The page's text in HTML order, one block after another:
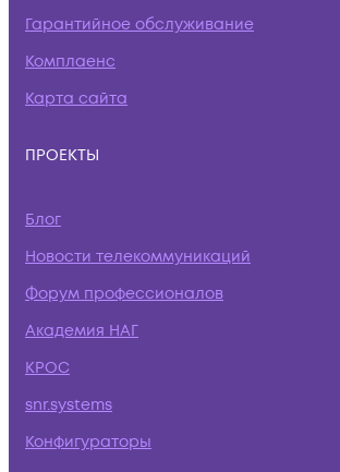
Гарантийное обслуживание
Комплаенс
Карта сайта
ПРОЕКТЫ
Блог
Новости телекоммуникаций
Форум профессионалов
Академия НАГ
КРОС
snr.systems
Конфигураторы